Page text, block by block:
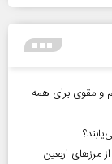
سریع، سالم و مقوی برای همه